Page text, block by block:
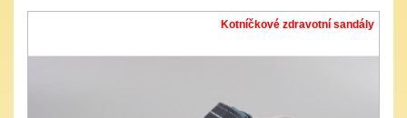
Kotníčkové zdravotní sandály